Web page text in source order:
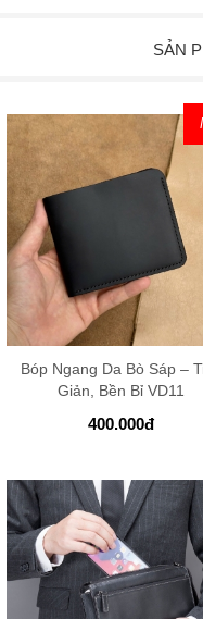
SẢN
Bóp Ngang Da Bò Sáp –
Giản, Bền Bỉ VD11
400.000đ